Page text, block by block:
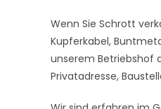
Wenn Sie Schrott
Kupferkabel,
unserem Betriebshof
Privatadresse,